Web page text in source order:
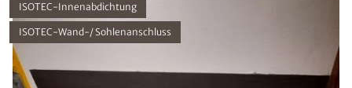
ISOTEC-Innenabdichtung
ISOTEC-Wand-/ Sohlenanschluss